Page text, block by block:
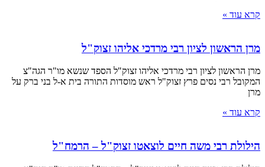
קרא עוד »
מרן הראשון לציון רבי מרדכי אליהו זצוק"ל
מרן הראשון לציון רבי מרדכי אליהו זצוק"ל הספד שנשא מו"ר הגה"צ
המקובל רבי נסים פרץ זצוק"ל ראש מוסדות התורה בית א-ל בני ברק על
מרן
קרא עוד »
הילולת רבי משה חיים לוצאטו זצוק"ל – הרמח"ל